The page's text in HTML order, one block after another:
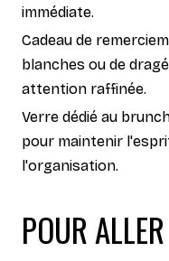
immédiate.
Cadeau de
blanches ou de
attention raffinée.
Verre dédié au
pour maintenir
l'organisation.
POUR